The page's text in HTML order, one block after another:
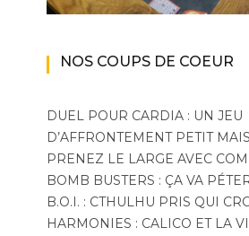
NOS COUPS DE COEUR
DUEL POUR CARDIA : UN JEU
D’AFFRONTEMENT PETIT
PRENEZ LE LARGE AVEC
BOMB BUSTERS : ÇA VA
B.O.I. : CTHULHU PRIS QUI
HARMONIES : CALICO ET LA